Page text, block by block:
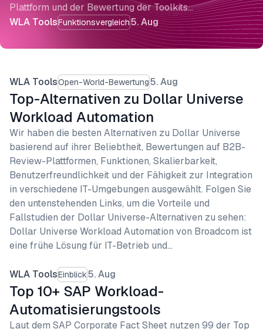
WLA ToolsFunktionsvergleich5. Aug
Plattform und der Bewertung der Toolkits…
WLA ToolsOpen-World-Bewertung5. Aug
Top-Alternativen zu Dollar Universe
Workload Automation
Wir haben die besten Alternativen zu Dollar Universe
basierend auf ihrer Beliebtheit, Bewertungen auf B2B-
Review-Plattformen, Funktionen, Skalierbarkeit,
Benutzerfreundlichkeit und der Fähigkeit zur Integration
in verschiedene IT-Umgebungen ausgewählt. Folgen Sie
den untenstehenden Links, um die Vorteile und
Fallstudien der Dollar Universe-Alternativen zu sehen:
Dollar Universe Workload Automation von Broadcom ist
eine frühe Lösung für IT-Betrieb und…
WLA ToolsEinblick5. Aug
Top 10+ SAP Workload-
Automatisierungstools
Laut dem SAP Corporate Fact Sheet nutzen 99 der Top